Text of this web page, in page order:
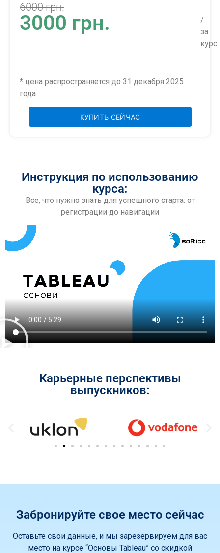
6000 грн.
3000 грн.
/
за
курс
* цена распространяется до 31 декабря 2025
года
КУПИТЬ СЕЙЧАС
Инструкция по использованию
курса:
Все, что нужно знать для успешного старта: от
регистрации до навигации
Карьерные перспективы
выпускников:
Забронируйте свое место сейчас
Оставьте свои данные, и мы зарезервируем для вас
место на курсе “Основы Tableau” со скидкой